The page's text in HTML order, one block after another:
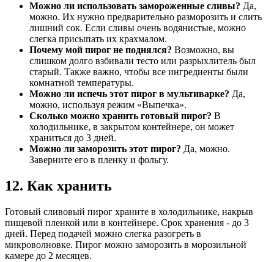
Можно ли использовать замороженные сливы? Да,
можно. Их нужно предварительно разморозить и слить
лишний сок. Если сливы очень водянистые, можно
слегка присыпать их крахмалом.
Почему мой пирог не поднялся? Возможно, вы
слишком долго взбивали тесто или разрыхлитель был
старый. Также важно, чтобы все ингредиенты были
комнатной температуры.
Можно ли испечь этот пирог в мультиварке? Да,
можно, используя режим «Выпечка».
Сколько можно хранить готовый пирог? В
холодильнике, в закрытом контейнере, он может
храниться до 3 дней.
Можно ли заморозить этот пирог? Да, можно.
Заверните его в пленку и фольгу.
12. Как хранить
Готовый сливовый пирог храните в холодильнике, накрыв
пищевой пленкой или в контейнере. Срок хранения - до 3
дней. Перед подачей можно слегка разогреть в
микроволновке. Пирог можно заморозить в морозильной
камере до 2 месяцев.